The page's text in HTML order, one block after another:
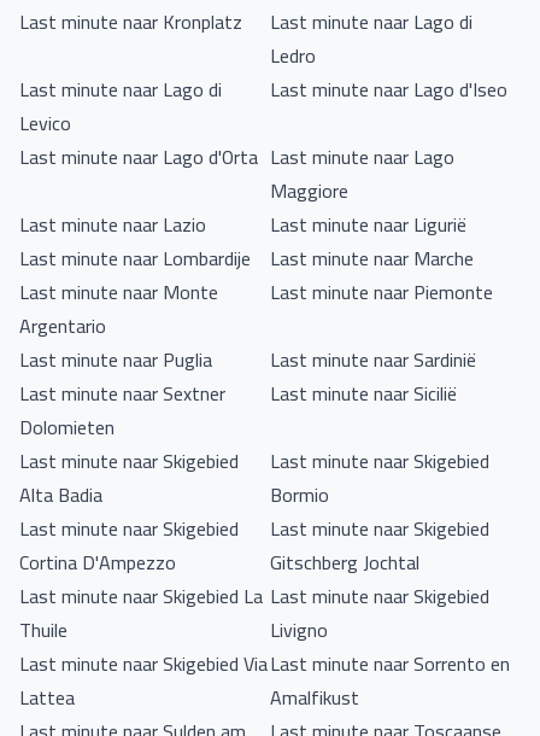
Last minute naar Kronplatz
Last minute naar Lago di
Ledro
Last minute naar Lago di
Levico
Last minute naar Lago d'Iseo
Last minute naar Lago d'Orta Last minute naar Lago
Maggiore
Last minute naar Lazio
Last minute naar Ligurië
Last minute naar Lombardije Last minute naar Marche
Last minute naar Monte
Argentario
Last minute naar Piemonte
Last minute naar Puglia
Last minute naar Sardinië
Last minute naar Sextner
Dolomieten
Last minute naar Sicilië
Last minute naar Skigebied
Alta Badia
Last minute naar Skigebied
Bormio
Last minute naar Skigebied
Cortina D'Ampezzo
Last minute naar Skigebied
Gitschberg Jochtal
Last minute naar Skigebied La
Thuile
Last minute naar Skigebied
Livigno
Last minute naar Skigebied Via
Lattea
Last minute naar Sorrento en
Amalfikust